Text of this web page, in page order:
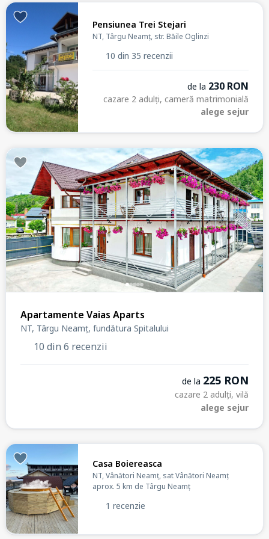
Pensiunea Trei Stejari
NT, Târgu Neamț, str. Băile Oglinzi
10 din 35 recenzii
de la 230 RON
cazare 2 adulți, cameră matrimonială
alege sejur
Apartamente Vaias Aparts
NT, Târgu Neamț, fundătura Spitalului
10 din 6 recenzii
de la 225 RON
cazare 2 adulți, vilă
alege sejur
Casa Boiereasca
NT, Vânători Neamț, sat Vânători Neamț
aprox. 5 km de Târgu Neamț
1 recenzie